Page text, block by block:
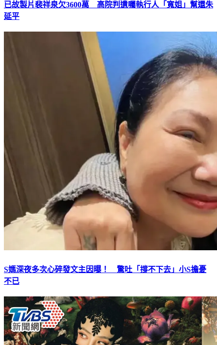
已故製片裴祥泉欠3600萬 高院判遺囑執行人「寬姐」幫還朱
S媽深夜多次心碎發文主因曝！ 驚吐「撐不下去」小S擔憂